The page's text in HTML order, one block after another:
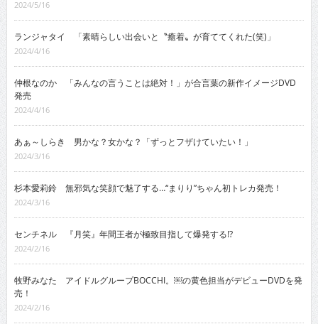
2024/5/16
ランジャタイ 「素晴らしい出会いと〝癒着〟が育ててくれた(笑)」
2024/4/16
仲根なのか 「みんなの言うことは絶対！」が合言葉の新作イメージDVD
発売
2024/4/16
あぁ～しらき 男かな？女かな？「ずっとフザけていたい！」
2024/3/16
杉本愛莉鈴 無邪気な笑顔で魅了する…“まりり”ちゃん初トレカ発売！
2024/3/16
センチネル 『月笑』年間王者が極致目指して爆発する!?
2024/2/16
牧野みなた アイドルグループBOCCHI。￼の黄色担当がデビューDVDを発
売！
2024/2/16